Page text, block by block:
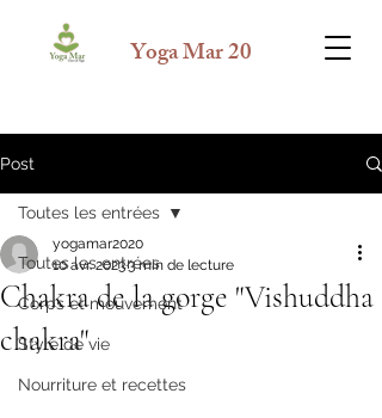
Yoga Mar 20
Post
Toutes les entrées
Corps et mouvement
Style de vie
Nourriture et recettes
Toutes les entrées
Chakra de la gorge "Vishuddha
chakra"
yogamar2020
10 avr. 20233 min de lecture